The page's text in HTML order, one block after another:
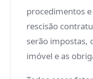
procedimentos
rescisão
serão impostas,
imóvel e as